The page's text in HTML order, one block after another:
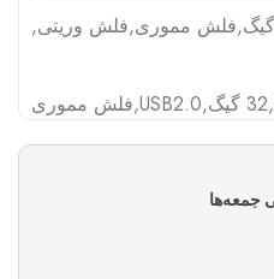
,فلش مموری,فلش وریتی,
,32 گیگ ,
USB2.0
,فلش مموری